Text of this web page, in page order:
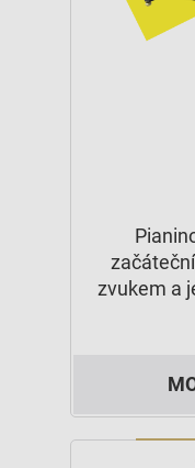
zvukem a